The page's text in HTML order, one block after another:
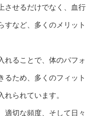
させるだけでなく、血行
すなど、多くのメリット
れることで、体のパフォ
るため、多くのフィット
られています。
適切な頻度、そして日々